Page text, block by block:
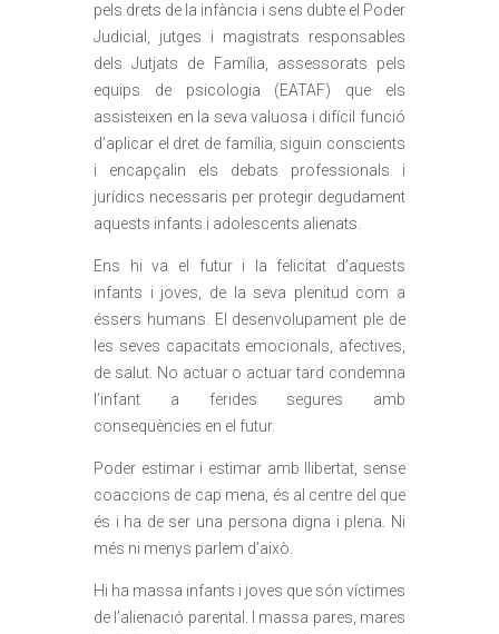
pels drets de la infància i sens dubte el Poder
Judicial, jutges i magistrats responsables
dels Jutjats de Família, assessorats pels
equips de psicologia (EATAF) que els
assisteixen en la seva valuosa i difícil funció
d’aplicar el dret de família, siguin conscients
i encapçalin els debats professionals i
jurídics necessaris per protegir degudament
aquests infants i adolescents alienats.
Ens hi va el futur i la felicitat d’aquests
infants i joves, de la seva plenitud com a
éssers humans. El desenvolupament ple de
les seves capacitats emocionals, afectives,
de salut. No actuar o actuar tard condemna
l’infant a ferides segures amb
conseqüències en el futur.
Poder estimar i estimar amb llibertat, sense
coaccions de cap mena, és al centre del que
és i ha de ser una persona digna i plena. Ni
més ni menys parlem d’això.
Hi ha massa infants i joves que són víctimes
de l’alienació parental. I massa pares, mares